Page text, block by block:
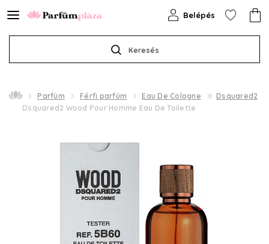
Keresés
Belépés
Parfüm Férfi parfüm Eau De Cologne
Dsquared2
Dsquared2 Wood Pour Homme Eau De Toilette